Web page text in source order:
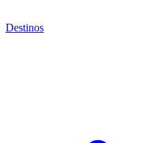
Destinos